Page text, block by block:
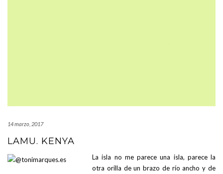
14 marzo, 2017
LAMU. KENYA
La isla no me parece una isla, parece la
otra orilla de un brazo de río ancho y de